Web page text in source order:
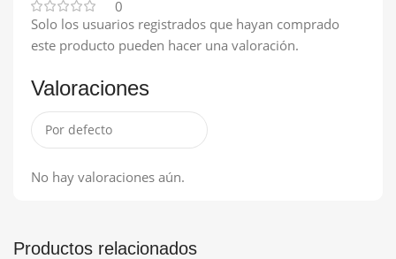
0
Valoraciones
No hay valoraciones aún.
Solo los usuarios registrados que hayan comprado
este producto pueden hacer una valoración.
Productos relacionados